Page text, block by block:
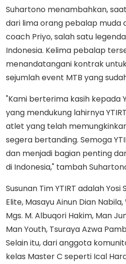
Suhartono menambahkan,
dari lima orang pebalap muda
coach Priyo, salah satu
Indonesia. Kelima pebalap
menandatangani kontrak
sejumlah event MTB yang
"Kami berterima kasih kepada
yang mendukung lahirnya
atlet yang telah
segera bertanding. Semoga
dan menjadi bagian penting
di Indonesia," tambah
Susunan Tim YTIRT adalah
Elite, Masayu Ainun Dian
Mgs. M. Albuqori Hakim, Man
Man Youth, Tsuraya Azwa
Selain itu, dari anggota
kelas Master C seperti Ical